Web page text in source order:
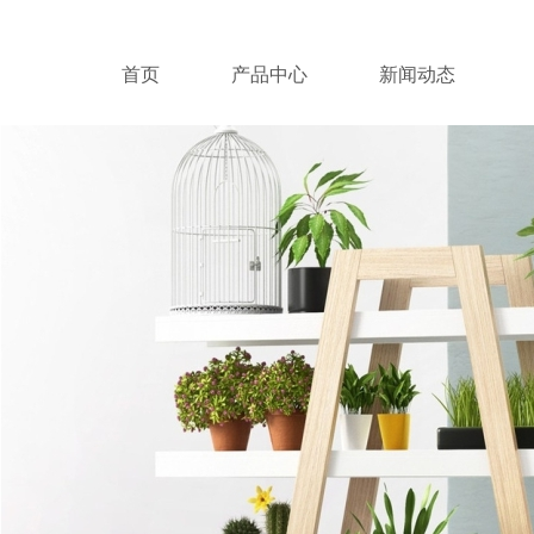
首页 产品中心 新闻动态